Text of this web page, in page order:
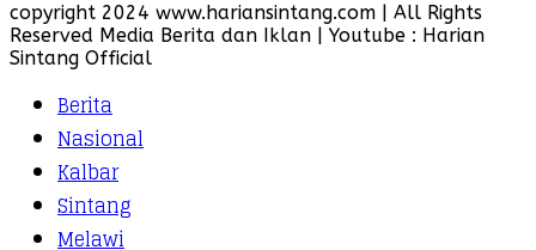
copyright 2024 www.hariansintang.com | All Rights
Reserved Media Berita dan Iklan | Youtube : Harian
Sintang Official
Berita
Nasional
Kalbar
Sintang
Melawi